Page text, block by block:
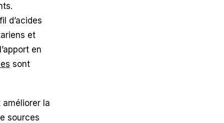
d’acides
et
en
sont
la
sources